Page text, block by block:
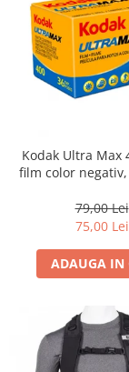
Kodak Ultra Max
film color negativ,
79,00 Lei
75,00 Lei
ADAUGA IN